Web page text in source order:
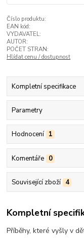
Číslo produktu:
EAN kód:
VYDAVATEL:
AUTOR:
POČET STRAN:
Hlídat cenu / dostupnost
Kompletní specifikace
Parametry
Hodnocení 1
Komentáře 0
Související zboží 4
Kompletní
Příběhy, které vyšly v